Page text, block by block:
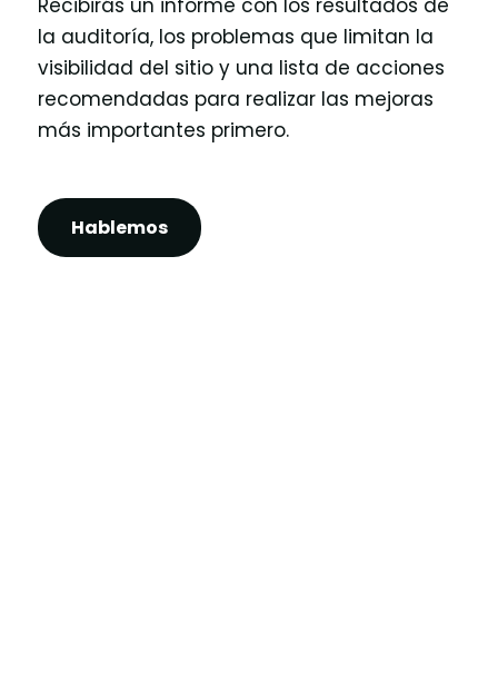
la auditoría, los problemas que limitan la
visibilidad del sitio y una lista de acciones
recomendadas para realizar las mejoras
más importantes primero.
Hablemos